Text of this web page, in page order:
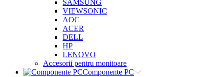
SAMSUNG
VIEWSONIC
AOC
ACER
DELL
HP
LENOVO
Accesorii pentru monitoare
Componente PC